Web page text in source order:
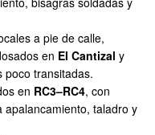
a pie de calle,
en El Cantizal y
poco transitadas.
en RC3–RC4, con
apalancamiento, taladro y